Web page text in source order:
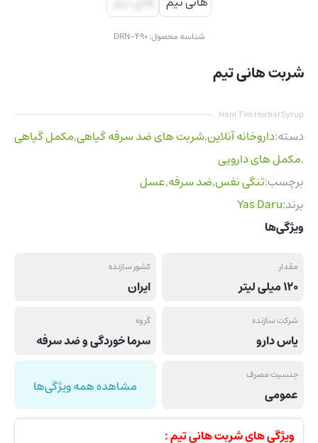
شناسه محصول:DRN-490
شربت هانی تیم
Hani Tim Herbal Syrup
دسته:داروخانه آنلاین,شربت های ضد سرفه گیاهی,مکمل گیاهی
,مکمل های دارویی
برچسب:تنگی نفس,ضد سرفه,عسل
برند:Yas Daru
ویژگی‌ها
مقدار
120 میلی لیتر
کشور سازنده
ایران
شرکت سازنده
یاس دارو
گروه
سرما خوردگی و ضد سرفه
جنسیت مصرف
عمومی مشاهده همه ویژگی‌ها
ویژگی های شربت هانی تیم :